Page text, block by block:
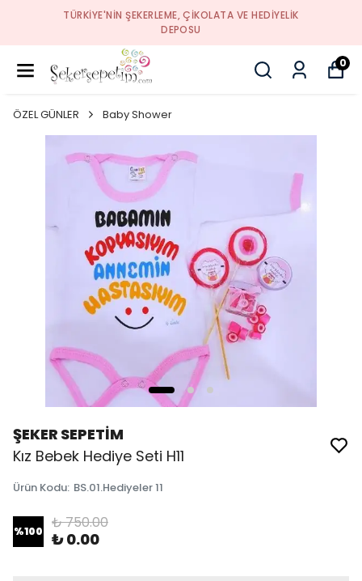
TÜRKIYE'NIN ŞEKERLEME, ÇIKOLATA VE HEDIYELIK
DEPOSU
0
ÖZEL GÜNLER Baby Shower
ŞEKER SEPETİM
Kız Bebek Hediye Seti H11
Ürün Kodu: BS.01.Hediyeler 11
%100 ₺ 750.00
₺ 0.00